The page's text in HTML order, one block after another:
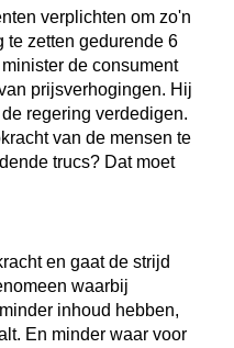
verplichten om zo'n
te zetten gedurende 6
de consument
prijsverhogingen. Hij
regering verdedigen.
van de mensen te
trucs? Dat moet
en gaat de strijd
waarbij
inhoud hebben,
En minder waar voor